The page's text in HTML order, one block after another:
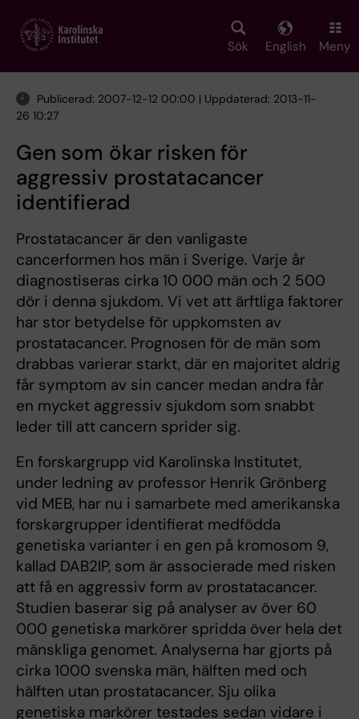
main
Sök English Meny
Publicerad: 2007-12-12 00:00 | Uppdaterad: 2013-11-
26 10:27
Gen som ökar risken för
aggressiv prostatacancer
identifierad
Prostatacancer är den vanligaste
cancerformen hos män i Sverige. Varje år
diagnostiseras cirka 10 000 män och 2 500
dör i denna sjukdom. Vi vet att ärftliga faktorer
har stor betydelse för uppkomsten av
prostatacancer. Prognosen för de män som
drabbas varierar starkt, där en majoritet aldrig
får symptom av sin cancer medan andra får
en mycket aggressiv sjukdom som snabbt
leder till att cancern sprider sig.
En forskargrupp vid Karolinska Institutet,
under ledning av professor Henrik Grönberg
vid MEB, har nu i samarbete med amerikanska
forskargrupper identifierat medfödda
genetiska varianter i en gen på kromosom 9,
kallad DAB2IP, som är associerade med risken
att få en aggressiv form av prostatacancer.
Studien baserar sig på analyser av över 60
000 genetiska markörer spridda över hela det
mänskliga genomet. Analyserna har gjorts på
cirka 1000 svenska män, hälften med och
hälften utan prostatacancer. Sju olika
genetiska markörer testades sedan vidare i